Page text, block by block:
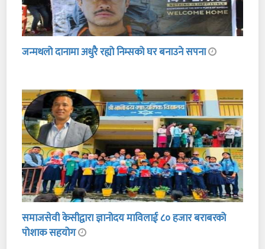
जन्मथलो दानामा अधुरै रह्यो निम्सको घर बनाउने सपना
समाजसेवी केसीद्वारा ज्ञानोदय माविलाई ८० हजार बराबरको
पोशाक सहयोग